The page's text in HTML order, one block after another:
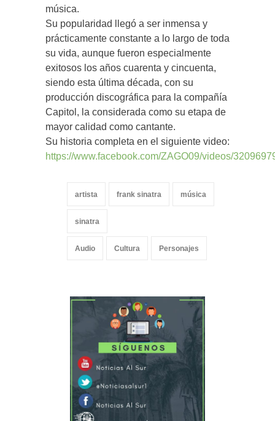
música.
Su popularidad llegó a ser inmensa y
prácticamente constante a lo largo de toda
su vida, aunque fueron especialmente
exitosos los años cuarenta y cincuenta,
siendo esta última década, con su
producción discográfica para la compañía
Capitol, la considerada como su etapa de
mayor calidad como cantante.
Su historia completa en el siguiente video:
https://www.facebook.com/ZAGO09/videos/
artista frank sinatra música
sinatra
Audio Cultura Personajes